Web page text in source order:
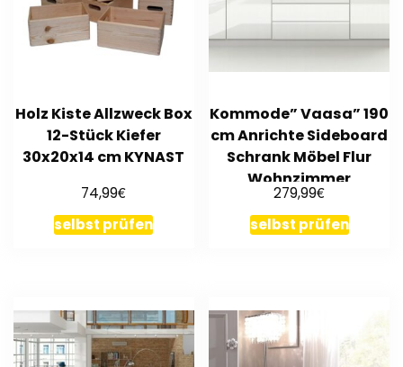
Holz Kiste Allzweck Box
12-Stück Kiefer
30x20x14 cm KYNAST
74,99€
selbst prüfen
Kommode” Vaasa” 190
cm Anrichte Sideboard
Schrank Möbel Flur
Wohnzimmer
Hochglanz
279,99€
selbst prüfen